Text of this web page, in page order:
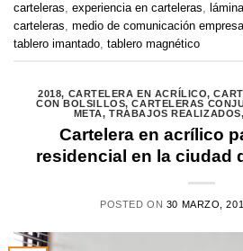
carteleras, experiencia en carteleras,
carteleras, medio de comunicación
tablero imantado, tablero magnético
2018, CARTELERA EN ACRÍLICO,
CON BOLSILLOS,CARTELERAS
META,TRABAJOS REALIZADOS,
Cartelera en acrílico
residencial en la ciudad
POSTED ON 30 MARZO,